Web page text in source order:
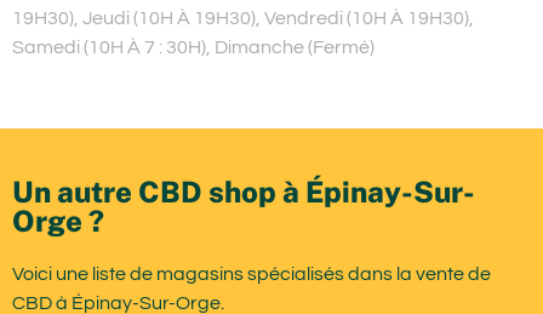
19H30), Jeudi (10H À 19H30), Vendredi (10H À 19H30),
Samedi (10H À 7 : 30H), Dimanche (Fermé)
Un autre CBD shop à Épinay-Sur-
Orge ?
Voici une liste de magasins spécialisés dans la vente de
CBD à Épinay-Sur-Orge.